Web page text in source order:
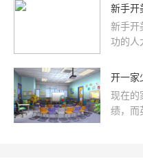
一些艺
选。很
们都在
美容院
利，也
雅致轩
新手开
新手开
功的人
品牌合
各样的
开美容
现在的
绩，而